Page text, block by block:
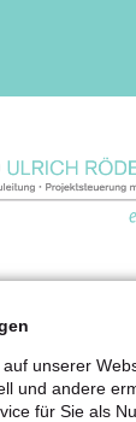
unserer
und andere
für Sie als